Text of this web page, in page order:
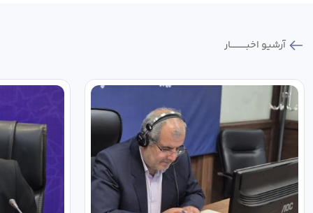
آرشیو اخبـــــــــــار